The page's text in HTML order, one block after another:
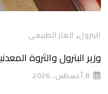
البترول, الغاز الطبيعي
وزير البترول والثروة
8 أغسطس، 2026